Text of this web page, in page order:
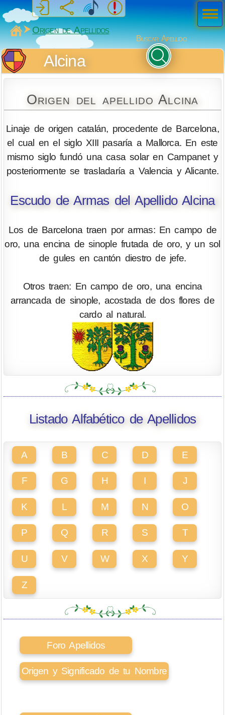
MiSabueso
Origen de Apellidos
Buscar Apellido
Alcina
Origen del apellido Alcina
Linaje de origen catalán, procedente de Barcelona,
el cual en el siglo XIII pasaría a Mallorca. En este
mismo siglo fundó una casa solar en Campanet y
posteriormente se trasladaría a Valencia y Alicante.
Escudo de Armas del Apellido Alcina
Los de Barcelona traen por armas: En campo de
oro, una encina de sinople frutada de oro, y un sol
de gules en cantón diestro de jefe.
Otros traen: En campo de oro, una encina
arrancada de sinople, acostada de dos flores de
cardo al natural.
Listado Alfabético de Apellidos
A B C D E
F G H I J
K L M N O
P Q R S T
U V W X Y
Z
Foro Apellidos
Origen y Significado de tu Nombre
Men
ú